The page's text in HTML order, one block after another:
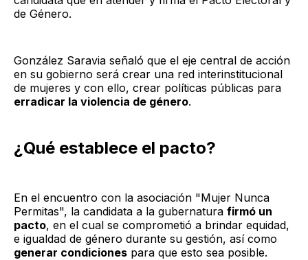
de Género.
González Saravia señaló que el eje central de acción
en su gobierno será crear una red interinstitucional
de mujeres y con ello, crear políticas públicas para
erradicar la violencia de género.
¿Qué establece el pacto?
En el encuentro con la asociación "Mujer Nunca
Permitas", la candidata a la gubernatura firmó un
pacto, en el cual se comprometió a brindar equidad,
e igualdad de género durante su gestión, así como
generar condiciones para que esto sea posible.